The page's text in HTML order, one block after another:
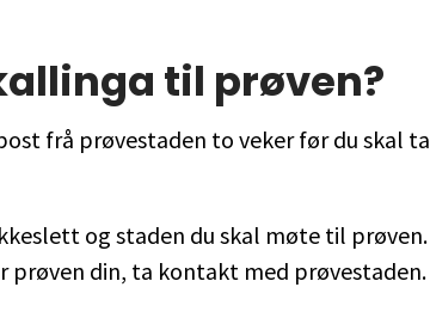
til prøven?
frå prøvestaden to veker før du skal ta
og staden du skal møte til prøven.
prøven din, ta kontakt med prøvestaden.